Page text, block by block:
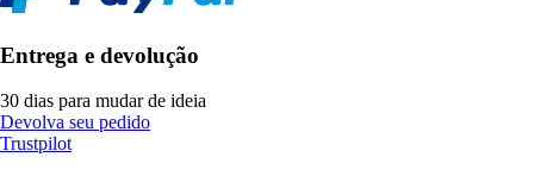
Entrega e devolução
30 dias para mudar de ideia
Devolva seu pedido
Trustpilot